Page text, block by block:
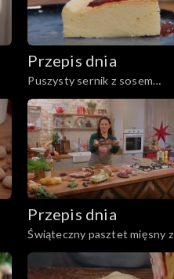
Przepis dnia
Puszysty sernik z sosem
śliwkowym
Przepis dnia
Świąteczny pasztet mięsny z
sosem żurawinowym